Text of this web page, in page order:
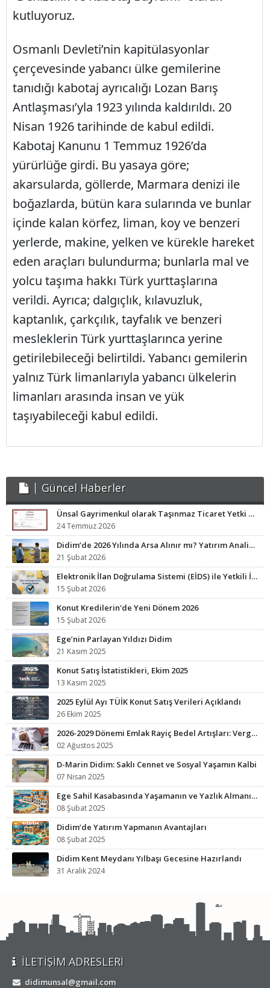
kutluyoruz.
Osmanlı Devleti’nin kapitülasyonlar
çerçevesinde yabancı ülke gemilerine
tanıdığı kabotaj ayrıcalığı Lozan Barış
Antlaşması’yla 1923 yılında kaldırıldı. 20
Nisan 1926 tarihinde de kabul edildi.
Kabotaj Kanunu 1 Temmuz 1926’da
yürürlüğe girdi. Bu yasaya göre;
akarsularda, göllerde, Marmara denizi ile
boğazlarda, bütün kara sularında ve bunlar
içinde kalan körfez, liman, koy ve benzeri
yerlerde, makine, yelken ve kürekle hareket
eden araçları bulundurma; bunlarla mal ve
yolcu taşıma hakkı Türk yurttaşlarına
verildi. Ayrıca; dalgıçlık, kılavuzluk,
kaptanlık, çarkçılık, tayfalık ve benzeri
mesleklerin Türk yurttaşlarınca yerine
getirilebileceği belirtildi. Yabancı gemilerin
yalnız Türk limanlarıyla yabancı ülkelerin
limanları arasında insan ve yük
taşıyabileceği kabul edildi.
Güncel Haberler
Ünsal Gayrimenkul olarak Taşınmaz Ticaret Yetki Belgesi sahibi işletmeyiz.
24 Temmuz 2026
Didim’de 2026 Yılında Arsa Alınır mı? Yatırım Analizi ve Fırsat Bölgeleri
21 Şubat 2026
Elektronik İlan Doğrulama Sistemi (EİDS) ile Yetkili İlan Zorunluluğu Başladı.
15 Şubat 2026
Konut Kredilerin'de Yeni Dönem 2026
15 Şubat 2026
Ege’nin Parlayan Yıldızı Didim
21 Kasım 2025
Konut Satış İstatistikleri, Ekim 2025
13 Kasım 2025
2025 Eylül Ayı TÜİK Konut Satış Verileri Açıklandı
26 Ekim 2025
2026-2029 Dönemi Emlak Rayiç Bedel Artışları: Vergi Yükünüz Artabilir
02 Ağustos 2025
D-Marin Didim: Saklı Cennet ve Sosyal Yaşamın Kalbi
07 Nisan 2025
Ege Sahil Kasabasında Yaşamanın ve Yazlık Almanın Avantajları
08 Şubat 2025
Didim’de Yatırım Yapmanın Avantajları
08 Şubat 2025
Didim Kent Meydanı Yılbaşı Gecesine Hazırlandı
31 Aralık 2024
İLETIŞIM ADRESLERI
didimunsal@gmail.com